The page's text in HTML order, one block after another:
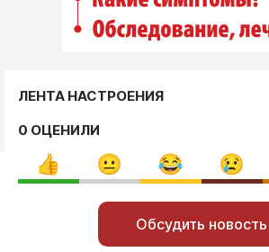
ЛЕНТА НАСТРОЕНИЯ
0 ОЦЕНИЛИ
Обсудить новость